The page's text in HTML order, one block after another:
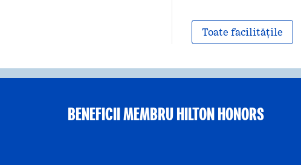
Toate facilitățile
BENEFICII MEMBRU HILTON HONORS